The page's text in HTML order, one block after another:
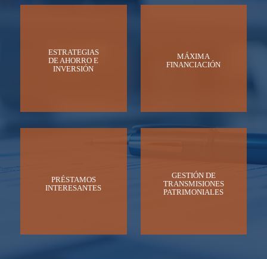
ESTRATEGIAS
DE AHORRO E
INVERSIÓN
MÁXIMA
FINANCIACIÓN
PRÉSTAMOS
INTERESANTES
GESTIÓN DE
TRANSMISIONES
PATRIMONIALES